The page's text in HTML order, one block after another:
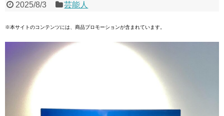
2025/8/3 芸能人
※本サイトのコンテンツには、商品プロモーションが含まれています。